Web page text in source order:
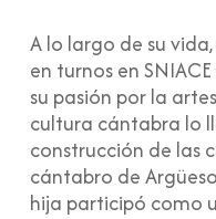
A lo largo de su
en turnos en
su pasión por la
cultura cántabra lo
construcción de las
cántabro de
hija participó como